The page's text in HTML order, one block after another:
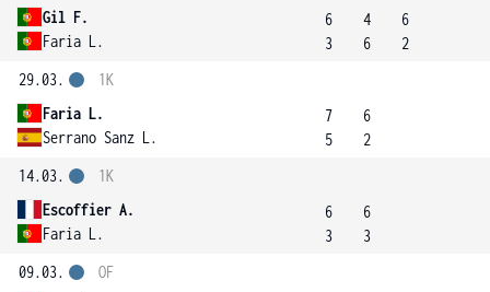
Gil F.
Faria L.
6
3
4
6
6
2
29.03.
Faria L.
Serrano Sanz L.
1K
7
5
6
2
14.03.
Escoffier A.
Faria L.
1K
6
3
6
3
09.03.
OF